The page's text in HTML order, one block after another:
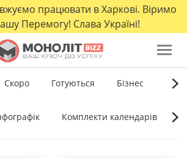
працювати в Харкові. Віримо
Перемогу! Слава Україні!
Скоро Готуються Бізнес
Комплекти календарів